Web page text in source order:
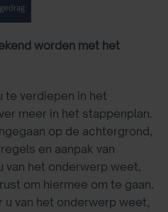
worden met het
te verdiepen in het
meer in het stappenplan.
op de achtergrond,
en aanpak van
van het onderwerp weet,
om hiermee om te gaan.
u van het onderwerp weet,